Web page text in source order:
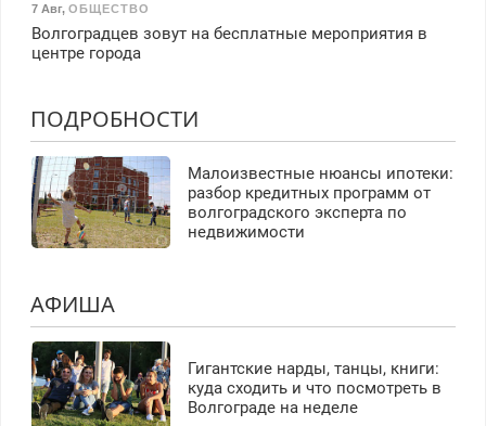
7 Авг, ОБЩЕСТВО
Волгоградцев зовут на бесплатные мероприятия в
центре города
ПОДРОБНОСТИ
Малоизвестные нюансы ипотеки:
разбор кредитных программ от
волгоградского эксперта по
недвижимости
АФИША
Гигантские нарды, танцы, книги:
куда сходить и что посмотреть в
Волгограде на неделе